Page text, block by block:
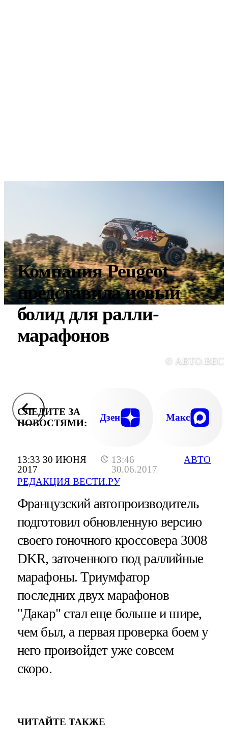
13:33 30 ИЮНЯ
2017
13:46
30.06.2017
РЕДАКЦИЯ ВЕСТИ.РУ
АВТО
Компания Peugeot
представила новый
болид для ралли-
марафонов
©
СЛЕДИТЕ ЗА
НОВОСТЯМИ:
Дзен Макс
Французский автопроизводитель
подготовил обновленную версию
своего гоночного кроссовера 3008
DKR, заточенного под раллийные
марафоны. Триумфатор
последних двух марафонов
"Дакар" стал еще больше и шире,
чем был, а первая проверка боем у
него произойдет уже совсем
скоро.
ЧИТАЙТЕ ТАКЖЕ